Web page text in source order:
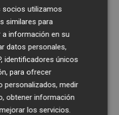
abren la cartelera en agosto:
a una nueva entrega de
socios utilizamos
similares para
a información en su
datos personales,
identificadores únicos
para ofrecer
personalizados, medir
obtener información
los servicios.